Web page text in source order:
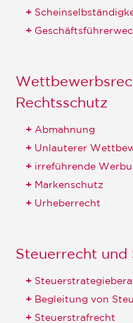
Rechtsschutz
Abmahnung
Unlauterer
irreführende
Markenschutz
Urheberrecht
Steuerrecht und
Begleitung von
Steuerstrafrecht